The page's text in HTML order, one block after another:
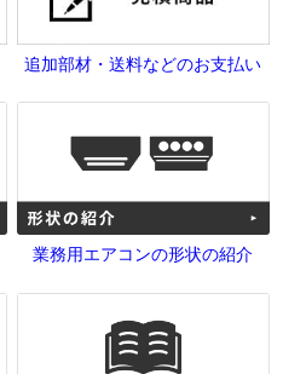
追加部材・送料などのお支払い
業務用エアコンの形状の紹介